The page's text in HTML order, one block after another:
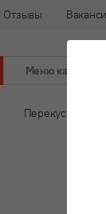
Отзывы
Меню кафе
Перекус